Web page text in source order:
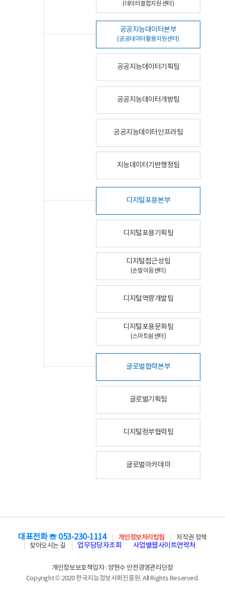
(데이터결합지원센터)
공공지능데이터본부
(공공데이터활용지원센터)
공공지능데이터기획팀
공공지능데이터개방팀
공공지능데이터인프라팀
지능데이터기반행정팀
디지털포용본부
디지털포용기획팀
디지털접근성팀
(손말이음센터)
디지털역량개발팀
디지털포용문화팀
(스마트쉼센터)
글로벌협력본부
글로벌기획팀
디지털정부협력팀
글로벌아카데미
대표전화 ☏ 053-230-1114 개인정보처리방침
저작권 정책
찾아오시는 길
업무담당자조회 사업별웹사이트연락처
개인정보보호책임자 : 양현수 안전경영관리단장
Copyright © 2020 한국지능정보사회진흥원. All Rights Reserved.